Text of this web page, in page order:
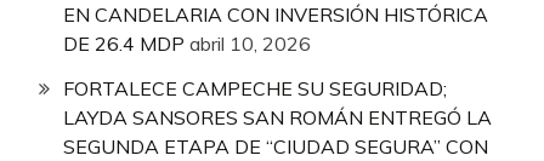
EN CANDELARIA CON INVERSIÓN HISTÓRICA
DE 26.4 MDP abril 10, 2026
FORTALECE CAMPECHE SU SEGURIDAD;
LAYDA SANSORES SAN ROMÁN ENTREGÓ LA
SEGUNDA ETAPA DE “CIUDAD SEGURA” CON